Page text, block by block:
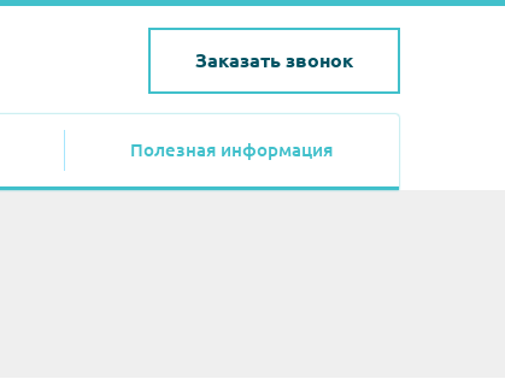
Заказать звонок
Полезная информация